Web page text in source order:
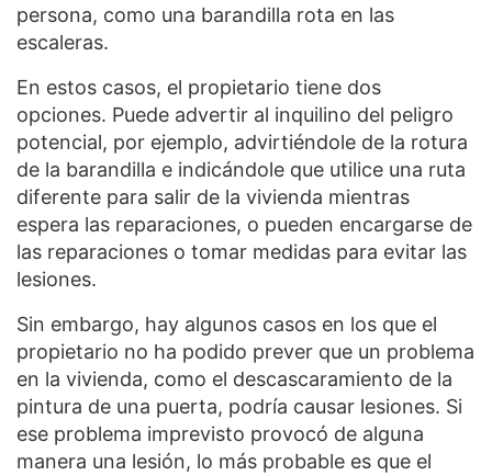
persona, como una barandilla rota en las
escaleras.
En estos casos, el propietario tiene dos
opciones. Puede advertir al inquilino del peligro
potencial, por ejemplo, advirtiéndole de la rotura
de la barandilla e indicándole que utilice una ruta
diferente para salir de la vivienda mientras
espera las reparaciones, o pueden encargarse de
las reparaciones o tomar medidas para evitar las
lesiones.
Sin embargo, hay algunos casos en los que el
propietario no ha podido prever que un problema
en la vivienda, como el descascaramiento de la
pintura de una puerta, podría causar lesiones. Si
ese problema imprevisto provocó de alguna
manera una lesión, lo más probable es que el